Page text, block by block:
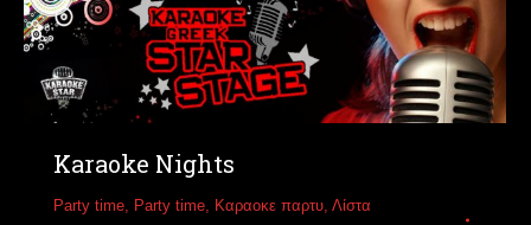
Karaoke Nights
Party time, Party time, Καραοκε παρτυ, Λίστα